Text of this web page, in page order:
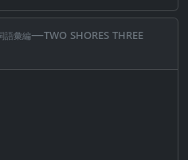
語彙編—Two Shores Three